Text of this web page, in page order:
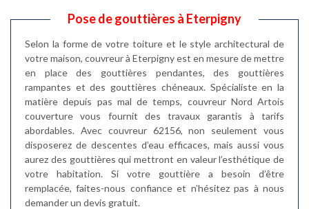
Pose de gouttières à Eterpigny
Selon la forme de votre toiture et le style architectural de
votre maison, couvreur à Eterpigny est en mesure de mettre
en place des gouttières pendantes, des gouttières
rampantes et des gouttières chéneaux. Spécialiste en la
matière depuis pas mal de temps, couvreur Nord Artois
couverture vous fournit des travaux garantis à tarifs
abordables. Avec couvreur 62156, non seulement vous
disposerez de descentes d’eau efficaces, mais aussi vous
aurez des gouttières qui mettront en valeur l’esthétique de
votre habitation. Si votre gouttière a besoin d’être
remplacée, faites-nous confiance et n’hésitez pas à nous
demander un devis gratuit.